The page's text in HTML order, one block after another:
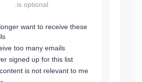
is optional.
want to receive these
too many emails
signed up for this list
is not relevant to me